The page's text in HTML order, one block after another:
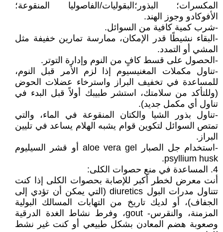
المكسرات؛ البذور؛البقوليات/الفاصوليا المنقوعة؛
الأفوكادو وجوز الهند.
-شرب كمية كافية من السوائل.
-البقاء نشيطًا قدر الإمكان، ممارسة تمارين خفيفة مثل
المشي أو التمدد.
-الحصول على قسط كافٍ من النوم وإدارة التوتر.
-تناول مكملات المغنيسيوم إذا لزم الأمر قبل النوم،
للمساعدة في تخفيف البراز واسترخاء عضلات الحوض
(وللتأكد من سلامتك، استشر طبيبك أولاً قبل البدء في
تناول أي مكمل جديد).
-تناول بذور الشيا والكتان المنقوعة في الماء، والتي
تمتص السوائل لتكوين قوام يشبه الهلام يساعد في تليين
البراز.
-استخدام جل الصبار aloe vera gel أو قشر السيليوم
psyllium husk.
4. المساعدة في منع حصوات الكلى:
أنت معرض لخطر أكبر للإصابة بحصوات الكلى إذا كنت
تتناول مدرات البول diuretics (التي يمكن أن تؤدي إلى
الجفاف)، أو لديك تاريخ من التهابات المسالك البولية
المزمنة، والنقرس- gout، وفرط نشاط الغدة الدرقية
وصعوبة هضم المعادن بشكل طبيعي أو كنت غير نشط